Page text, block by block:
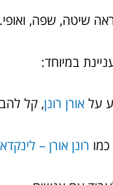
שיטה, שפה, ואופי.
במיוחד:
על אורן רונן, קל
רונן אורן –